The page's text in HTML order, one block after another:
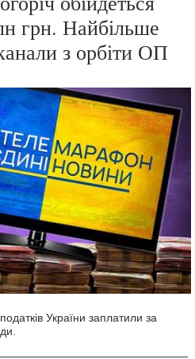
грн. Найбільше
з орбіти ОП
України заплатили за